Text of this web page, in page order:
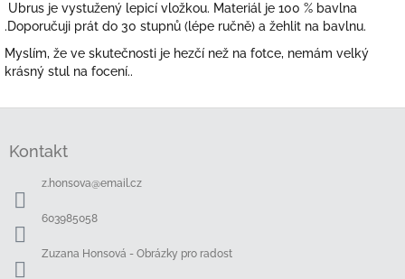
Ubrus je vystužený lepicí vložkou. Materiál je 100 % bavlna
.Doporučuji prát do 30 stupnů (lépe ručně) a žehlit na bavlnu.
Myslím, že ve skutečnosti je hezčí než na fotce, nemám velký
krásný stul na focení..
Kontakt
z.honsova@email.cz
603985058
Zuzana Honsová - Obrázky pro radost